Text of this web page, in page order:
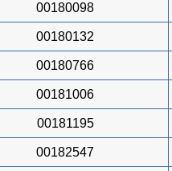
00180098
00180132
00180766
00181006
00181195
00182547